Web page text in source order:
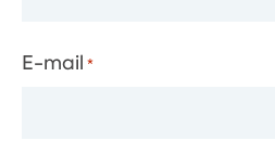
E-mail *